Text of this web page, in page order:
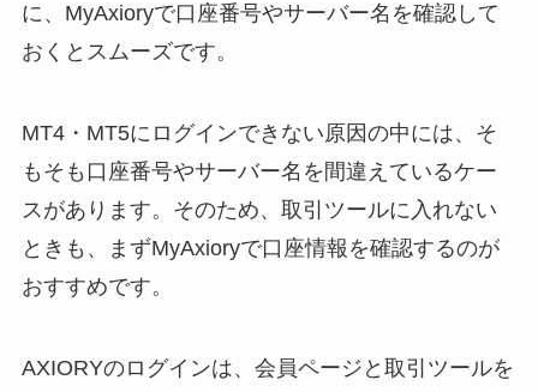
に、MyAxioryで口座番号やサーバー名を確認して
おくとスムーズです。
MT4・MT5にログインできない原因の中には、そ
もそも口座番号やサーバー名を間違えているケー
スがあります。そのため、取引ツールに入れない
ときも、まずMyAxioryで口座情報を確認するのが
おすすめです。
AXIORYのログインは、会員ページと取引ツールを